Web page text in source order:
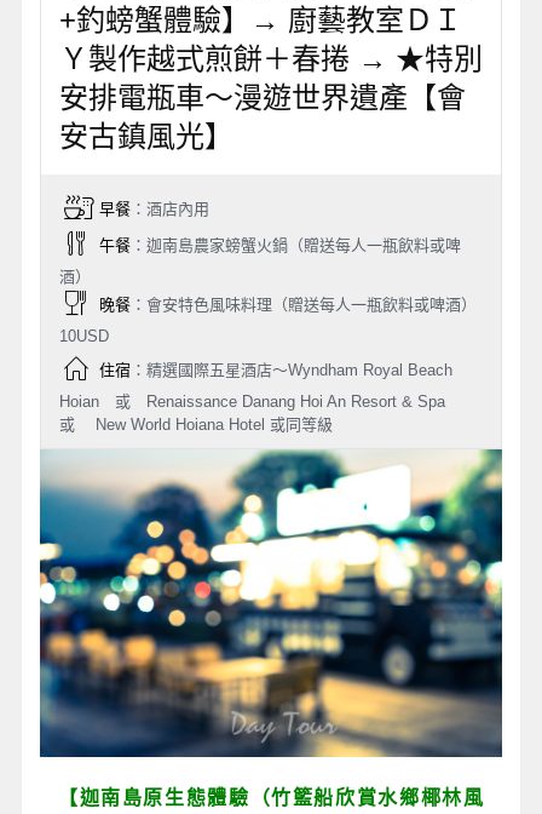
+釣螃蟹體驗】→ 廚藝教室ＤＩ
Ｙ製作越式煎餅＋春捲 → ★特別
安排電瓶車～漫遊世界遺產【會
安古鎮風光】
早餐：酒店內用
午餐：迦南島農家螃蟹火鍋（贈送每人一瓶飲料或啤
酒）
晚餐：會安特色風味料理（贈送每人一瓶飲料或啤酒）
10USD
住宿：精選國際五星酒店～Wyndham Royal Beach
Hoian 或 Renaissance Danang Hoi An Resort & Spa
或 New World Hoiana Hotel 或同等級
【迦南島原生態體驗（竹籃船欣賞水鄉椰林風